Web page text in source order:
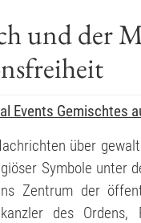
und der
Events Gemischtes
über
Symbole unter
Zentrum der
des